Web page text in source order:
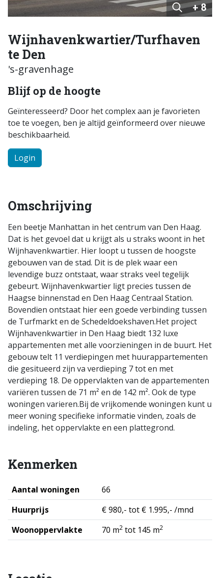
+ 8
Wijnhavenkwartier/Turfhaven
te Den
's-gravenhage
Blijf op de hoogte
Geïnteresseerd? Door het complex aan je favorieten
toe te voegen, ben je altijd geïnformeerd over nieuwe
beschikbaarheid.
Login
Omschrijving
Een beetje Manhattan in het centrum van Den Haag.
Dat is het gevoel dat u krijgt als u straks woont in het
Wijnhavenkwartier. Hier loopt u tussen de hoogste
gebouwen van de stad. Dit is de plek waar een
levendige buzz ontstaat, waar straks veel tegelijk
gebeurt. Wijnhavenkwartier ligt precies tussen de
Haagse binnenstad en Den Haag Centraal Station.
Bovendien ontstaat hier een goede verbinding tussen
de Turfmarkt en de Schedeldoekshaven.Het project
Wijnhavenkwartier in Den Haag biedt 132 luxe
appartementen met alle voorzieningen in de buurt. Het
gebouw telt 11 verdiepingen met huurappartementen
die gesitueerd zijn va verdieping 7 tot en met
verdieping 18. De oppervlakten van de appartementen
variëren tussen de 71 m² en de 142 m². Ook de type
woningen varieren.Bij de vrijkomende woningen kunt u
meer woning specifieke informatie vinden, zoals de
indeling, het oppervlakte en een plattegrond.
Kenmerken
Aantal woningen
66
Huurprijs
€ 980,- tot € 1.995,- /mnd
Woonoppervlakte
70 m2 tot 145 m2